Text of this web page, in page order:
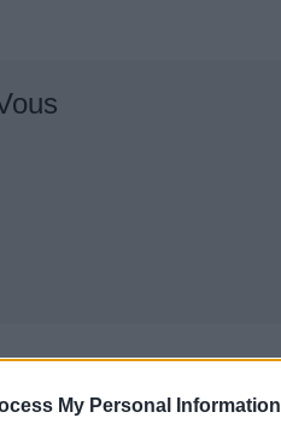
My Personal Information